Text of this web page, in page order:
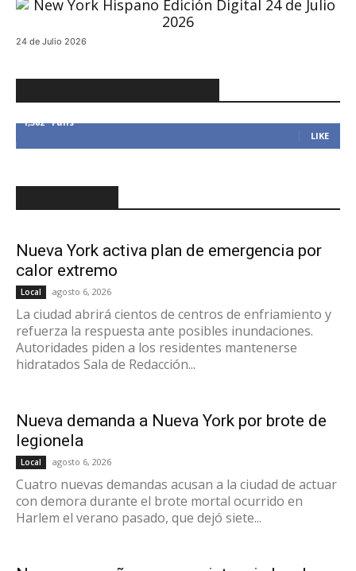
24 de Julio 2026
1,382 Fans
LIKE
Nueva York activa plan de emergencia por
calor extremo
Local agosto 6, 2026
La ciudad abrirá cientos de centros de enfriamiento y
refuerza la respuesta ante posibles inundaciones.
Autoridades piden a los residentes mantenerse
hidratados Sala de Redacción...
Nueva demanda a Nueva York por brote de
legionela
Local agosto 6, 2026
Cuatro nuevas demandas acusan a la ciudad de actuar
con demora durante el brote mortal ocurrido en
Harlem el verano pasado, que dejó siete...